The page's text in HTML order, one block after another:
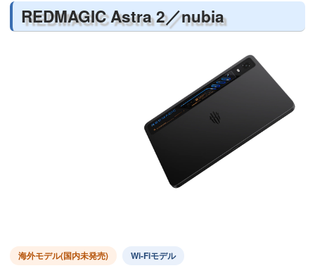
REDMAGIC Astra 2／nubia
海外モデル(国内未発売) Wi-Fiモデル